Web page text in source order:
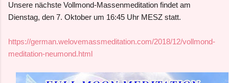
Unsere nächste Vollmond-Massenmeditation findet am
Dienstag, den 7. Oktober um 16:45 Uhr MESZ statt.
https://german.welovemassmeditation.com/2018/12/vollmond-
meditation-neumond.html